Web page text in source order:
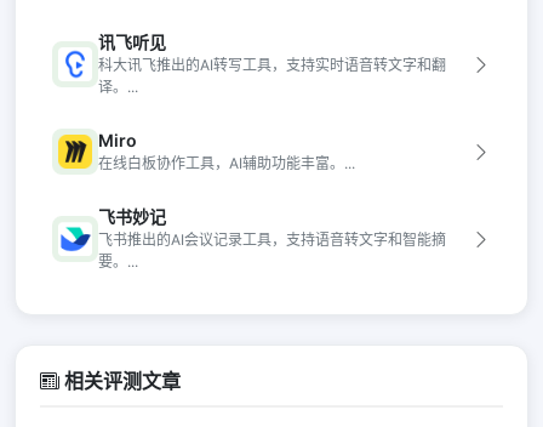
讯飞听见
科大讯飞推出的AI转写工具，支持实时语音转文字和翻
译。...
Miro
在线白板协作工具，AI辅助功能丰富。...
飞书妙记
飞书推出的AI会议记录工具，支持语音转文字和智能摘
要。...
相关评测文章